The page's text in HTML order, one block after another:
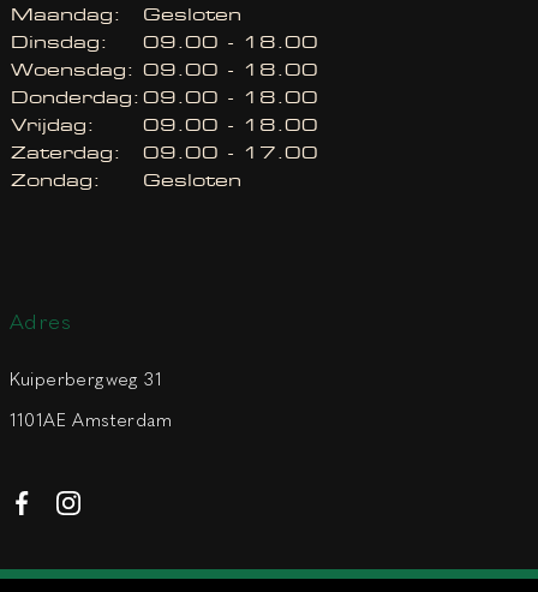
Maandag:
Gesloten
Dinsdag:
09.00 - 18.00
Woensdag: 09.00 - 18.00
Donderdag: 09.00 - 18.00
Vrijdag:
09.00 - 18.00
Zaterdag:
09.00 - 17.00
Zondag:
Gesloten
Adres
Kuiperbergweg 31
1101AE Amsterdam